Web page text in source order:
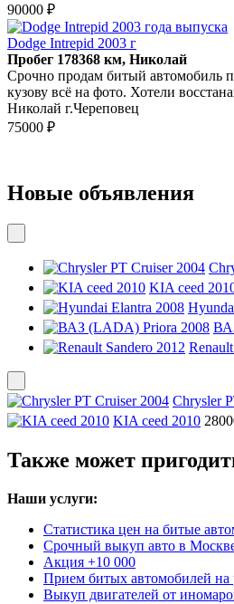
90000 ₽
Dodge Intrepid 2003 г
Пробег 178368 км, Николай
Срочно продам битый автомобиль
кузову всё на фото. Хотели
Николай г.Череповец
75000 ₽
Новые объявления
KIA ceed
Chrysler
KIA ceed 2010
Также может
Наши услуги:
Статистика цен на битые
Срочный выкуп авто в
Акция +10 000
Прием битых автомобилей на
Выкуп двигателей от